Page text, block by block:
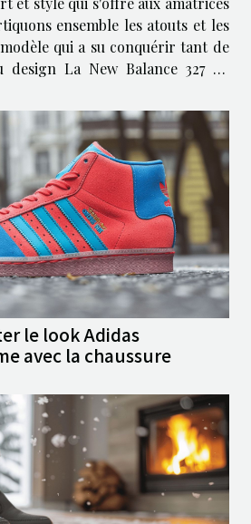
ensemble les atouts et les
qui a su conquérir tant de
La New Balance 327 en
le look Adidas
avec la chaussure